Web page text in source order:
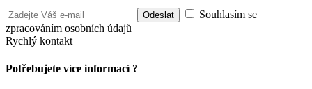
Souhlasím se
zpracováním osobních údajů
Rychlý kontakt
Potřebujete více informací ?